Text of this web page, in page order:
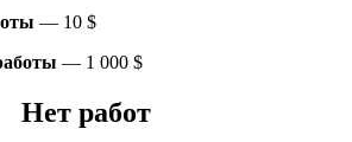
— 10 $
— 1 000 $
Нет работ